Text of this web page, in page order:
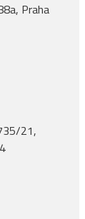
Praha
21,